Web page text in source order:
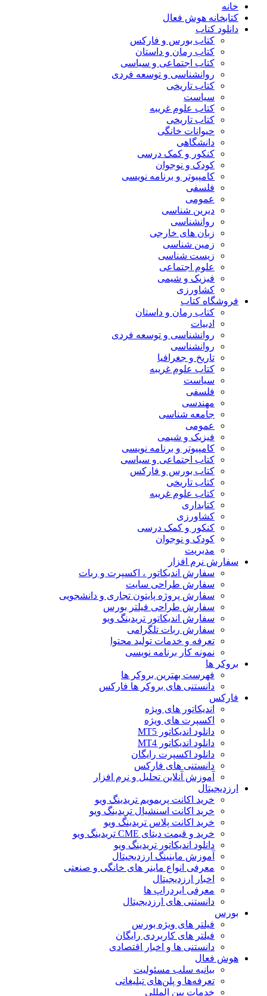
خانه
کتابخانه هوش فعال
دانلود کتاب
کتاب بورس و فارکس
کتاب رمان و داستان
کتاب اجتماعی و سیاسی
روانشناسی و توسعه فردی
کتاب تاریخی
سیاست
کتاب علوم غریبه
کتاب تاریخی
حیوانات خانگی
دانشگاهی
کنکور و کمک‌ درسی
کودک و نوجوان
کامپیوتر و برنامه نویسی
فلسفی
عمومی
دیرین شناسی
روانشناسی
زبان های خارجی
زمین شناسی
زیست شناسی
علوم اجتماعی
فیزیک و شیمی
کشاورزی
فروشگاه کتاب
کتاب رمان و داستان
ادبیات
روانشناسی و توسعه فردی
روانشناسی
تاریخ و جغرافیا
کتاب علوم غریبه
سیاست
فلسفی
مهندسی
جامعه شناسی
عمومی
فیزیک و شیمی
کامپیوتر و برنامه نویسی
کتاب اجتماعی و سیاسی
کتاب بورس و فارکس
کتاب تاریخی
کتاب علوم غریبه
کتابداری
کشاورزی
کنکور و کمک‌ درسی
کودک و نوجوان
مدیریت
سفارش نرم افزار
سفارش اندیکاتور ، اکسپرت و ربات
سفارش طراحی سایت
سفارش پروژه پایتون تجاری و دانشجویی
سفارش طراحی فیلتر بورس
سفارش اندیکاتور تریدینگ ویو
سفارش ربات تلگرامی
تعرفه و خدمات تولید محتوا
نمونه کار برنامه نویسی
بروکر ها
فهرست بهترین بروکر ها
دانستنی های بروکر ها فارکس
فارکس
اندیکاتور های ویژه
اکسپرت های ویژه
دانلود اندیکاتور MT5
دانلود اندیکاتور MT4
دانلود اکسپرت رایگان
دانستنی های فارکس
آموزش آنلاین تحلیل و نرم افزار
ارزدیجیتال
خرید اکانت پریمویم تریدینگ ویو
خرید اکانت اسنشیال تریدینگ ویو
خرید اکانت پلاس تریدینگ ویو
خرید و قیمت دیتای CME تریدینگ ویو
دانلود اندیکاتور تریدینگ ویو
آموزش ماینینگ ارزدیجیتال
معرفی انواع ماینر های خانگی و صنعتی
اخبار ارزدیجیتال
معرفی ایردراپ ها
دانستنی های ارزدیجیتال
بورس
فیلتر های ویژه بورس
فیلتر های کاربردی رایگان
دانستنی ها و اخبار اقتصادی
هوش فعال
بیانیه سلب مسئولیت
تعرفه‌ها و پلن‌های تبلیغاتی
خدمات بین المللی